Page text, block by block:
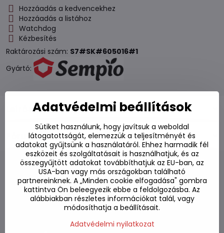
Hozzáadás a kedvencekhez
Hozzáadás a listához
Watchdog
Kézbesítés
Raktározási szám: S7#SK#605016#1
Gyártó:
Leírás
Fórum 0
Alternatív termékek
Vörös chubrica GLT nélkül 100g
Adatvédelmi beállítások
Sütiket használunk, hogy javítsuk a weboldal
látogatottságát, elemezzük a teljesítményét és
adatokat gyűjtsünk a használatáról. Ehhez harmadik fél
eszközeit és szolgáltatásait is használhatjuk, és az
összegyűjtött adatokat továbbíthatjuk az EU-ban, az
USA-ban vagy más országokban található
partnereinknek. A „Minden cookie elfogadása" gombra
kattintva Ön beleegyezik ebbe a feldolgozásba. Az
alábbiakban részletes információkat talál, vagy
módosíthatja a beállításait.
Adatvédelmi nyilatkozat